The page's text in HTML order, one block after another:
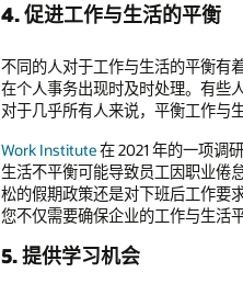
4. 促进工作与生活的平衡
不同的人对于工作与生活的平衡有
在个人事务出现时及时处理。有些
对于几乎所有人来说，平衡工作与
Work Institute在 2021 年的一项调
生活不平衡可能导致员工因职业倦
松的假期政策还是对下班后工作要
您不仅需要确保企业的工作与生活
5. 提供学习机会